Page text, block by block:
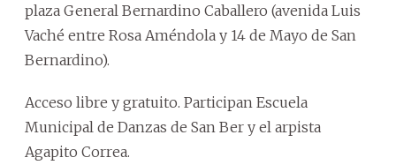
plaza General Bernardino Caballero (avenida Luis
Vaché entre Rosa Améndola y 14 de Mayo de San
Bernardino).
Acceso libre y gratuito. Participan Escuela
Municipal de Danzas de San Ber y el arpista
Agapito Correa.